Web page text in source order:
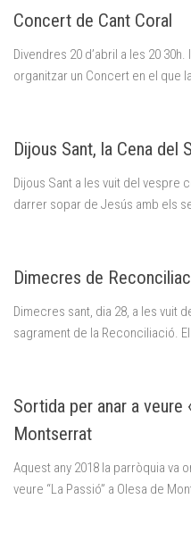
Concert de Cant Coral
Divendres 20 d’abril a les 20
organitzar un Concert en el que
Dijous Sant, la Cena del
Dijous Sant a les vuit del
darrer sopar de Jesús amb els
Dimecres de
Dimecres sant, dia 28, a les vuit
sagrament de la Reconciliació.
Sortida per anar a veure
Montserrat
Aquest any 2018 la parròquia va
veure “La Passió” a Olesa de